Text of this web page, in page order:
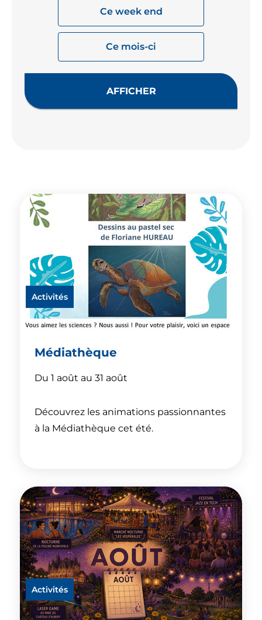
Ce week end
Ce mois-ci
Activités
Médiathèque
Du 1 août au 31 août
Découvrez les animations passionnantes
à la Médiathèque cet été.
Activités